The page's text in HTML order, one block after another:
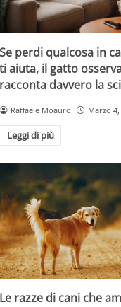
Se perdi qualcosa in
ti aiuta, il gatto
racconta davvero la
Raffaele Moauro Marzo 4,
Leggi di più
Le razze di cani che